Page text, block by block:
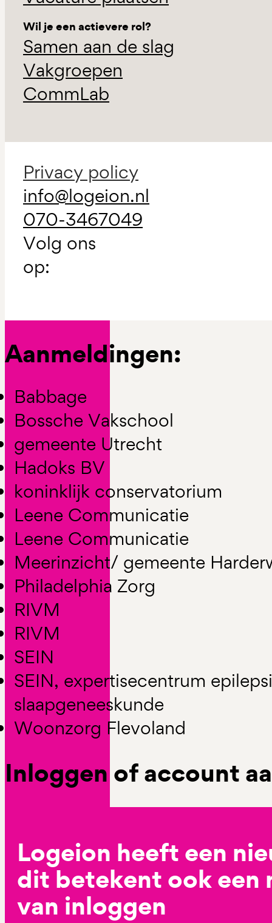
Wil je een actievere rol?
Samen aan de slag
Vakgroepen
CommLab
Privacy policy
info@logeion.nl
070-3467049
Volg ons
op:
Aanmeldingen:
Babbage
Bossche Vakschool
gemeente Utrecht
Hadoks BV
koninklijk conservatorium
Leene Communicatie
Leene Communicatie
Meerinzicht/ gemeente
Philadelphia Zorg
RIVM
RIVM
SEIN
SEIN, expertisecentrum
slaapgeneeskunde
Woonzorg Flevoland
Inloggen of account
Logeion heeft een
dit betekent ook een
van inloggen